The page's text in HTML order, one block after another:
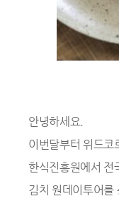
안녕하세요.
이번달부터 위드코
한식진흥원에서 전
김치 원데이투어를